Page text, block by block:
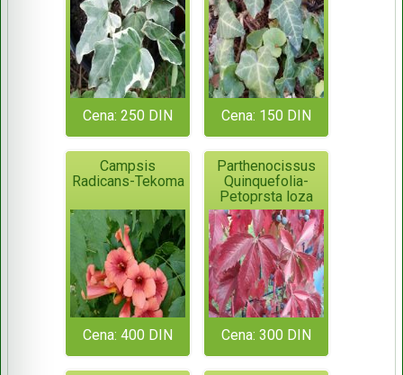
Cena: 250 DIN Cena: 150 DIN
Campsis
Radicans-Tekoma
Cena: 400 DIN
Parthenocissus
Quinquefolia-
Petoprsta loza
Cena: 300 DIN